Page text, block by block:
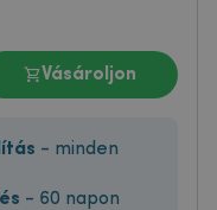
Vásároljon
- minden
- 60 napon